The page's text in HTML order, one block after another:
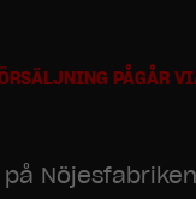
PÅGÅR